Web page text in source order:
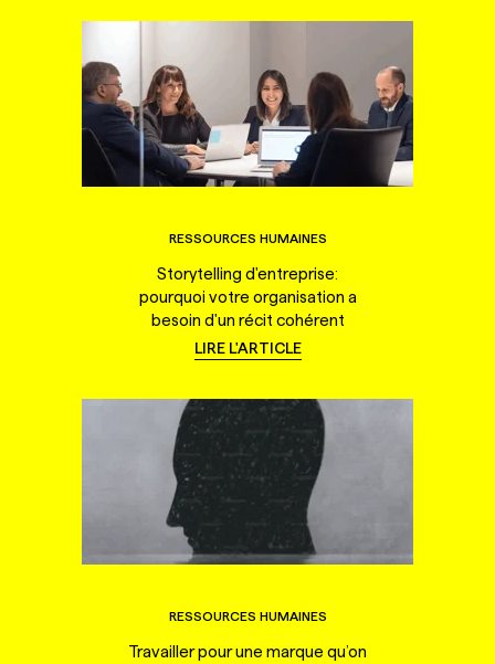
RESSOURCES HUMAINES
Storytelling d'entreprise:
pourquoi votre organisation a
besoin d'un récit cohérent
LIRE L'ARTICLE
RESSOURCES HUMAINES
Travailler pour une marque qu’on